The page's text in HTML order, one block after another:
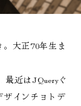
大正70年生ま
近はJQueryぐ
ザインチョトデ